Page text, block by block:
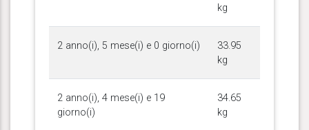
kg
2 anno(i), 5 mese(i) e 0 giorno(i)
33.95
kg
2 anno(i), 4 mese(i) e 19
giorno(i)
34.65
kg